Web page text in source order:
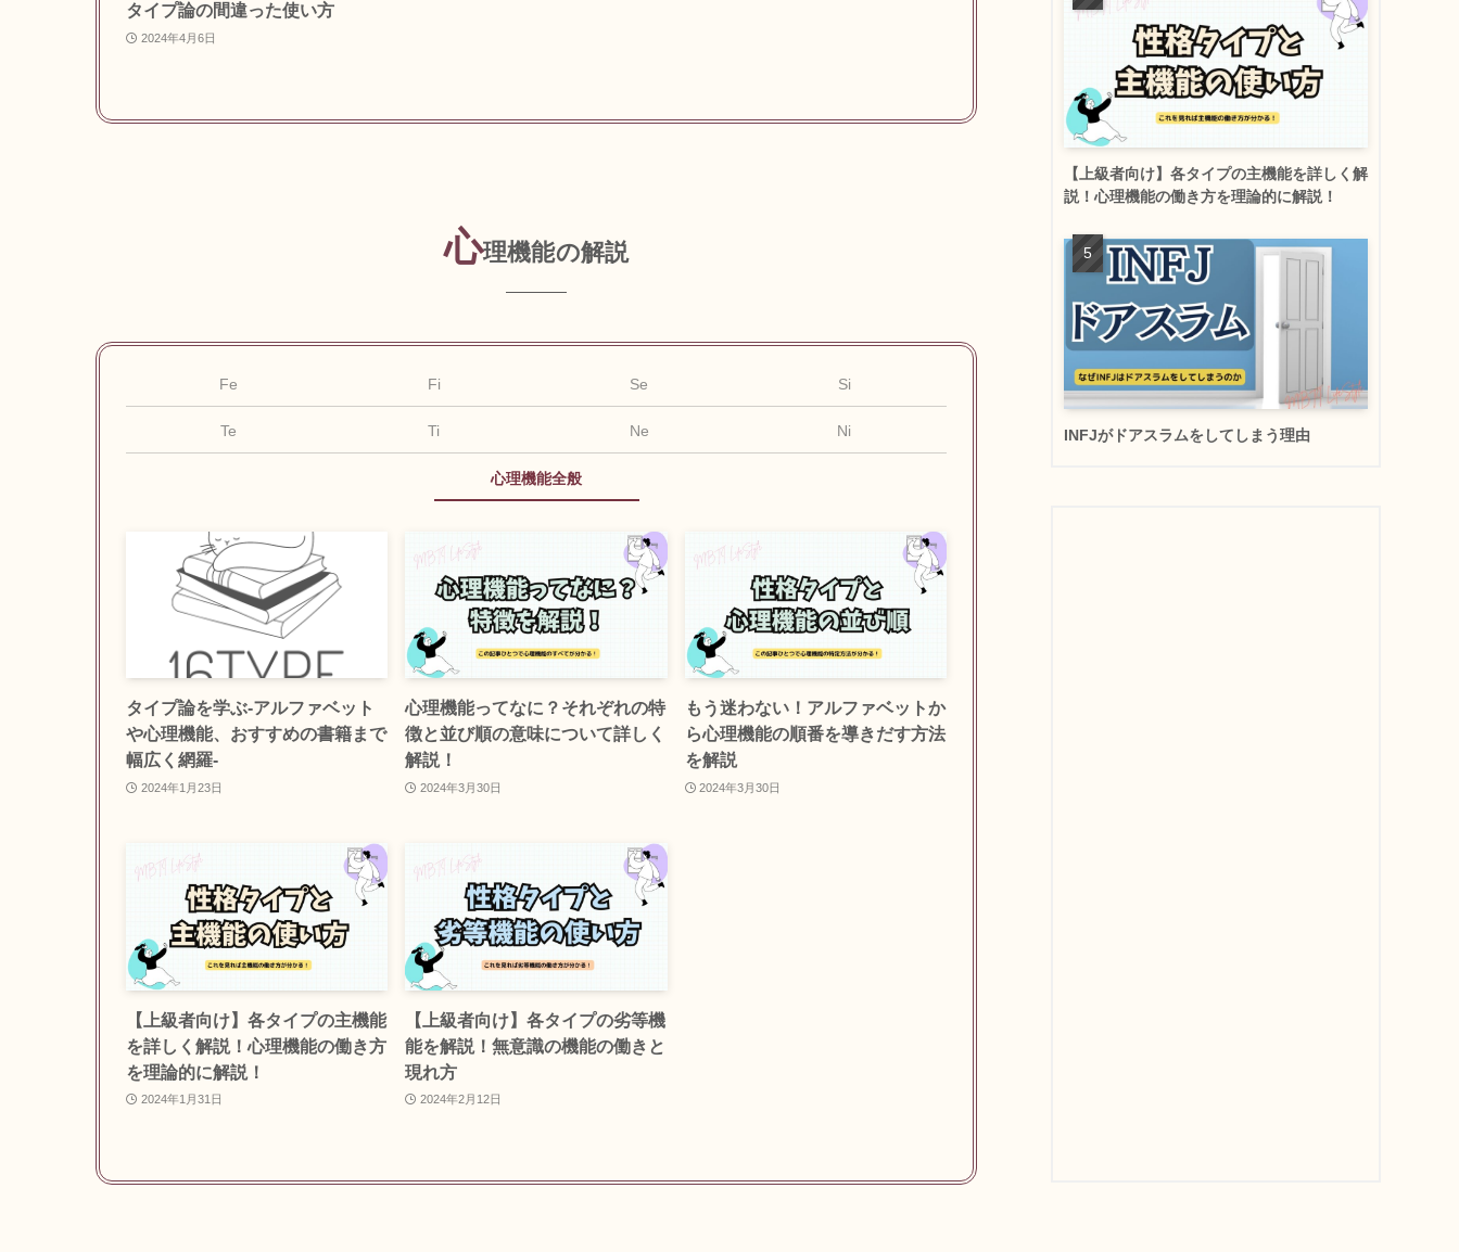
タイプ論の間違った使い方
2024年4月6日
心理機能の解説
Fe Fi Se Si
Te Ti Ne Ni
心理機能全般
タイプ論を学ぶ-アルファベット
や心理機能、おすすめの書籍まで
幅広く網羅-
2024年1月23日
心理機能ってなに？それぞれの特
徴と並び順の意味について詳しく
解説！
2024年3月30日
もう迷わない！アルファベットか
ら心理機能の順番を導きだす方法
を解説
2024年3月30日
【上級者向け】各タイプの主機能
を詳しく解説！心理機能の働き方
を理論的に解説！
2024年1月31日
【上級者向け】各タイプの劣等機
能を解説！無意識の機能の働きと
現れ方
2024年2月12日
【上級者向け】各タイプの主機能を詳しく解
説！心理機能の働き方を理論的に解説！
INFJがドアスラムをしてしまう理由